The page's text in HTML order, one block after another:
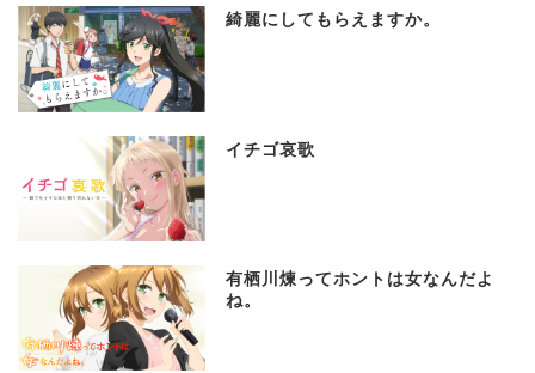
綺麗にしてもらえますか。
イチゴ哀歌
有栖川煉ってホントは女なんだよ
ね。